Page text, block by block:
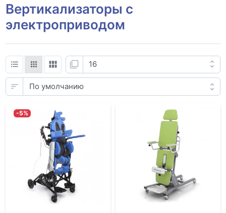
Вертикализаторы с
электроприводом
-5%